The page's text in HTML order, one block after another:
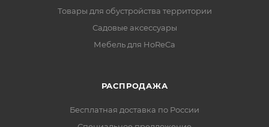
Товары для обустройства территории
Садовые аксессуары
Мебель для HoReCa
РАСПРОДАЖА
Бесплатная доставка по России